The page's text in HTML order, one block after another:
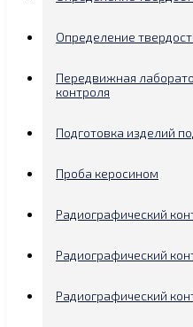
Определение
Передвижная
контроля
Подготовка изделий
Проба керосином
Радиографический
Радиографический
Радиографический